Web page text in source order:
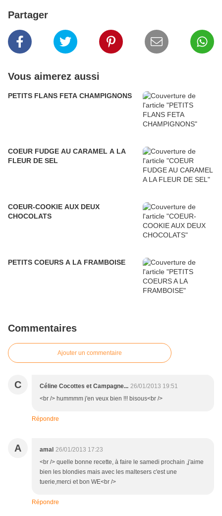
Partager
Vous aimerez aussi
PETITS FLANS FETA CHAMPIGNONS
COEUR FUDGE AU CARAMEL A LA
FLEUR DE SEL
COEUR-COOKIE AUX DEUX
CHOCOLATS
PETITS COEURS A LA FRAMBOISE
Commentaires
Ajouter un commentaire
C Céline Cocottes et Campagne... 26/01/2013 19:51
<br /> hummmm j'en veux bien !!! bisous<br />
Répondre
A amal 26/01/2013 17:23
<br /> quelle bonne recette, à faire le samedi prochain ,j'aime
bien les blondies mais avec les maltesers c'est une
tuerie,merci et bon WE<br />
Répondre